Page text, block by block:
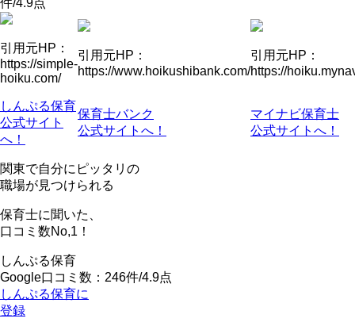
件/4.9点
引用元HP：
https://simple-
hoiku.com/
引用元HP：
https://www.hoikushibank.com/
引用元HP：
https://
しんぷる保育
公式サイト
へ！
保育士バンク
公式サイトへ！
マイナビ保育士
公式サイトへ！
関東で自分にピッタリの
職場が見つけられる
保育士に聞いた、
口コミ数No,1！
しんぷる保育
Google口コミ数：246件/4.9点
しんぷる保育に
登録